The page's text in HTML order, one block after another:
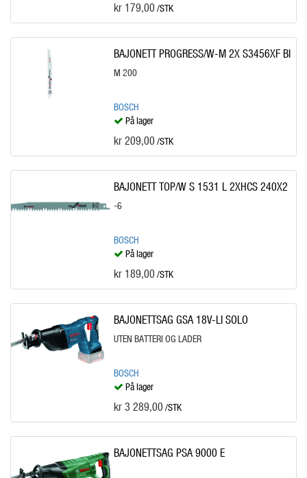
kr 179,00 /STK
BAJONETT PROGRESS/W-M 2X S3456XF BI
M 200
BOSCH
På lager
kr 209,00 /STK
BAJONETT TOP/W S 1531 L 2XHCS 240X2
-6
BOSCH
På lager
kr 189,00 /STK
BAJONETTSAG GSA 18V-LI SOLO
UTEN BATTERI OG LADER
BOSCH
På lager
kr 3 289,00 /STK
BAJONETTSAG PSA 9000 E